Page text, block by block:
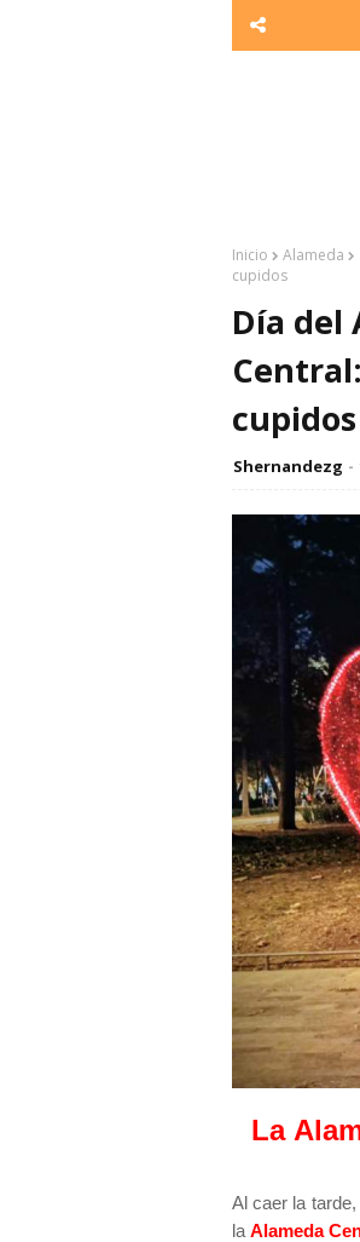
Inicio Alameda
cupidos
Día del
cupidos
Shernandezg
La
Al caer la
la Alameda